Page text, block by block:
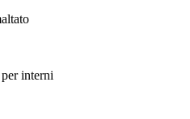
interni